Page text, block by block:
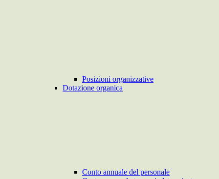
Posizioni organizzative
Dotazione organica
Conto annuale del personale